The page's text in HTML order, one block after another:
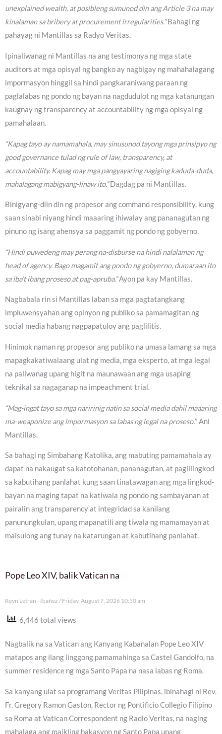
unexplained wealth, at posibleng sumunod din ang Article 3 na may
kinalaman sa bribery at procurement irregularities.”Bahagi ng
pahayag ni Mantillas sa Radyo Veritas.
Ipinaliwanag ni Mantillas na ang testimonya ng mga state
auditors at mga opisyal ng bangko ay nagbigay ng mahahalagang
impormasyon hinggil sa hindi pangkaraniwang paraan ng
paglalabas ng pondo ng bayan na nagdudulot ng mga katanungan
kaugnay ng transparency at accountability ng mga opisyal ng
pamahalaan.
“Kapag tayo ay namamahala, may sinusunod tayong mga prinsipyo ng
good governance tulad ng rule of law, transparency, at
accountability. Kapag may mga pangyayaring nagiging kaduda-duda,
mahalagang mabigyang-linaw ito.”Dagdag pa ni Mantillas.
Binigyang-diin din ng propesor ang command responsibility, kung
saan sinabi niyang hindi maaaring ihiwalay ang pananagutan ng
pinuno ng isang ahensya sa paggamit ng pondo ng gobyerno.
“Hindi puwedeng may perang na-disburse na hindi nalalaman ng
head of agency. Bago magamit ang pondo ng gobyerno, dumaraan ito
sa iba’t ibang proseso at pag-apruba.”Ayon pa kay Mantillas.
Nagbabala rin si Mantillas laban sa mga pagtatangkang
impluwensyahan ang opinyon ng publiko sa pamamagitan ng
social media habang nagpapatuloy ang paglilitis.
Hinimok naman ng propesor ang publiko na umasa lamang sa mga
mapagkakatiwalaang ulat ng media, mga eksperto, at mga legal
na paliwanag upang higit na maunawaan ang mga usaping
teknikal sa nagaganap na impeachment trial.
“Mag-ingat tayo sa mga naririnig natin sa social media dahil maaaring
ma-weaponize ang impormasyon sa labas ng legal na proseso.” Ani
Mantillas.
Sa bahagi ng Simbahang Katolika, ang mabuting pamamahala ay
dapat na nakaugat sa katotohanan, pananagutan, at paglilingkod
sa kabutihang panlahat kung saan tinatawagan ang mga lingkod-
bayan na maging tapat na katiwala ng pondo ng sambayanan at
pairalin ang transparency at integridad sa kanilang
panunungkulan, upang mapanatili ang tiwala ng mamamayan at
maisulong ang tunay na katarungan at kabutihang panlahat.
Pope Leo XIV, balik Vatican na
Reyn Letran - Ibañez Friday, August 7, 2026 10:50 am
6,446 total views
Nagbalik na sa Vatican ang Kanyang Kabanalan Pope Leo XIV
matapos ang ilang linggong pamamahinga sa Castel Gandolfo, na
summer residence ng mga Santo Papa na nasa labas ng Roma.
Sa kanyang ulat sa programang Veritas Pilipinas, ibinahagi ni Rev.
Fr. Gregory Ramon Gaston, Rector ng Pontificio Collegio Filipino
sa Roma at Vatican Correspondent ng Radio Veritas, na naging
mahalaga ang maikling bakasyon ng Santo Papa upang